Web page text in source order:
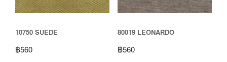
10750 SUEDE
฿560
80019 LEONARDO
฿560